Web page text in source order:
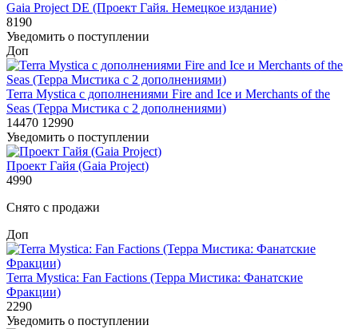
Gaia Project DE (Проект Гайя. Немецкое издание)
8190
Уведомить о поступлении
Доп
Terra Mystica с дополнениями Fire and Ice и Merchants of the
Seas (Терра Мистика с 2 дополнениями)
14470 12990
Уведомить о поступлении
Проект Гайя (Gaia Project)
4990
Снято с продажи
Доп
Terra Mystica: Fan Factions (Терра Мистика: Фанатские
Фракции)
2290
Уведомить о поступлении